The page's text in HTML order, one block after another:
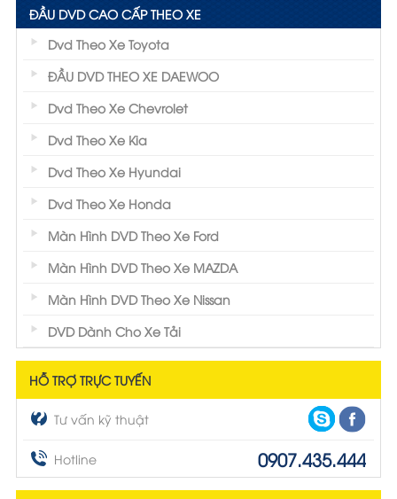
ĐẦU DVD CAO CẤP THEO XE
Dvd Theo Xe Toyota
ĐẦU DVD THEO XE DAEWOO
Dvd Theo Xe Chevrolet
Dvd Theo Xe Kia
Dvd Theo Xe Hyundai
Dvd Theo Xe Honda
Màn Hình DVD Theo Xe Ford
Màn Hình DVD Theo Xe MAZDA
Màn Hình DVD Theo Xe Nissan
DVD Dành Cho Xe Tải
HỖ TRỢ TRỰC TUYẾN
Tư vấn kỹ thuật
Hotline 0907.435.444